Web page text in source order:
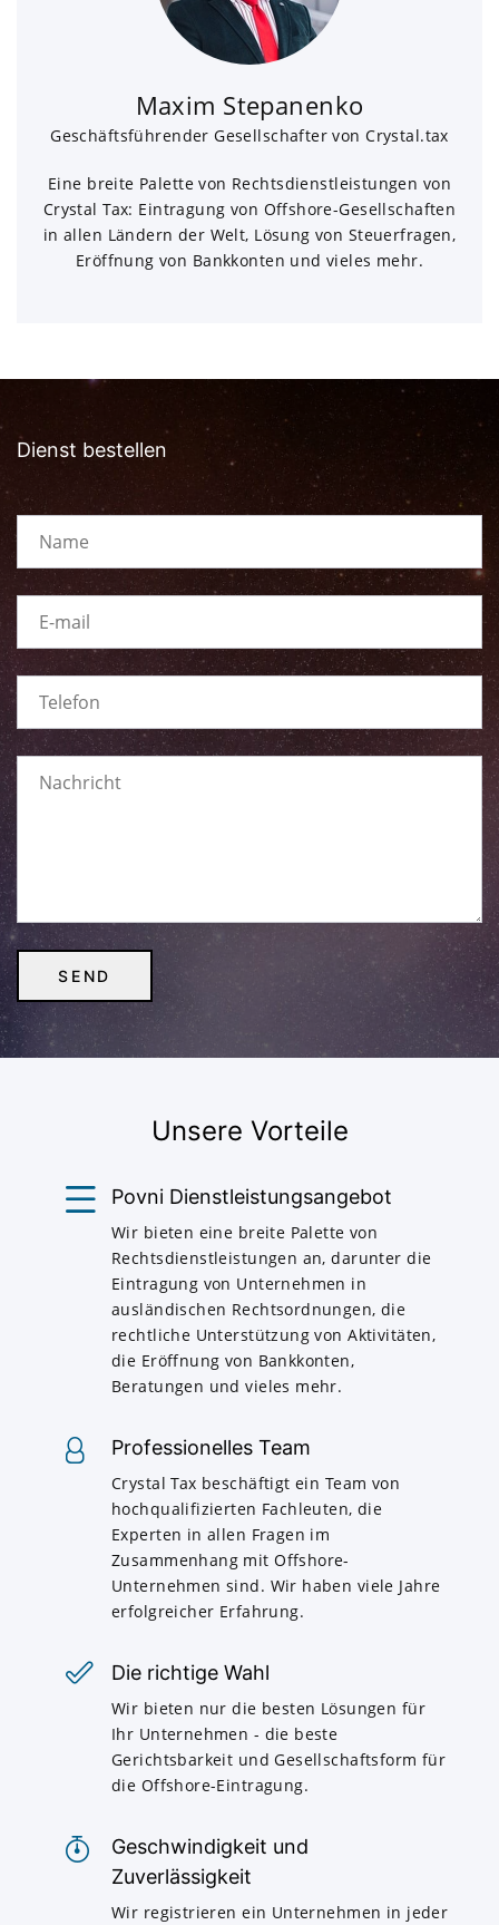
Maxim Stepanenko
Geschäftsführender Gesellschafter von Crystal.tax
Eine breite Palette von Rechtsdienstleistungen von
Crystal Tax: Eintragung von Offshore-Gesellschaften
in allen Ländern der Welt, Lösung von Steuerfragen,
Eröffnung von Bankkonten und vieles mehr.
Dienst bestellen
Unsere Vorteile
Povni Dienstleistungsangebot
Wir bieten eine breite Palette von
Rechtsdienstleistungen an, darunter die
Eintragung von Unternehmen in
ausländischen Rechtsordnungen, die
rechtliche Unterstützung von Aktivitäten,
die Eröffnung von Bankkonten,
Beratungen und vieles mehr.
Professionelles Team
Crystal Tax beschäftigt ein Team von
hochqualifizierten Fachleuten, die
Experten in allen Fragen im
Zusammenhang mit Offshore-
Unternehmen sind. Wir haben viele Jahre
erfolgreicher Erfahrung.
Die richtige Wahl
Wir bieten nur die besten Lösungen für
Ihr Unternehmen - die beste
Gerichtsbarkeit und Gesellschaftsform für
die Offshore-Eintragung.
Geschwindigkeit und
Zuverlässigkeit
Wir registrieren ein Unternehmen in jeder